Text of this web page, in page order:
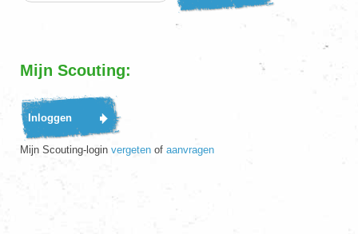
Mijn Scouting:
Mijn Scouting-login vergeten of aanvragen